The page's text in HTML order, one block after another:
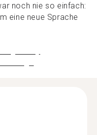
noch nie so einfach:
eine neue Sprache